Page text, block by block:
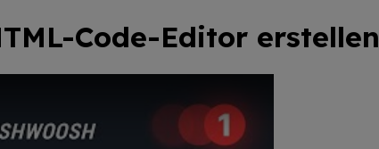
Code-Editor erstellen
HTML